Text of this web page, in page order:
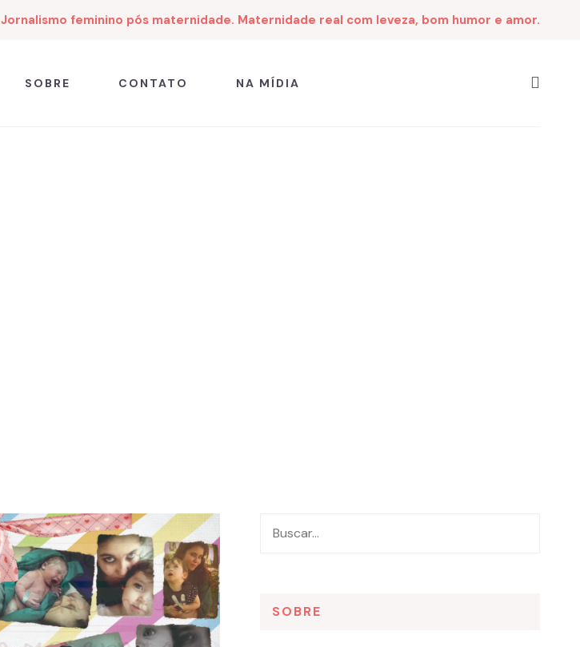
Jornalismo feminino pós maternidade. Maternidade real com leveza, bom humor e amor.
SOBRE CONTATO NA MÍDIA
SOBRE